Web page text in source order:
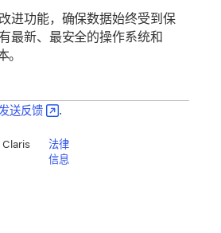
进功能，确保数据始终受到保
最新、最安全的操作系统和
发送反馈 .
法律
信息